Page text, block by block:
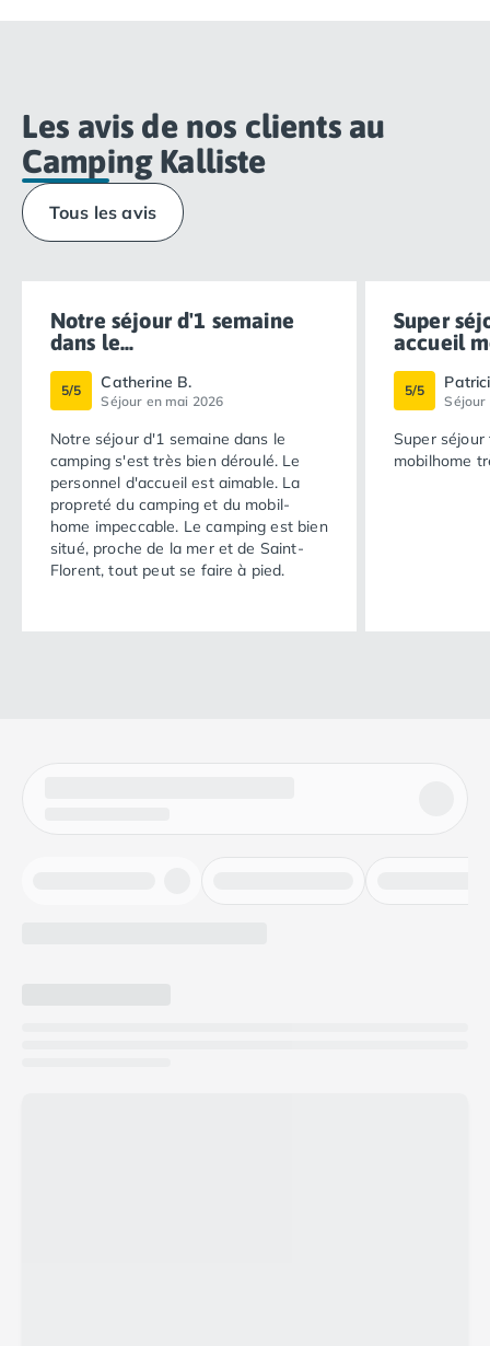
Cette situation géographique reste un atout pratique
Les avis de nos clients au
Camping Kalliste
Tous les avis
Notre séjour d'1 semaine
dans le...
5/5 Catherine B.
Séjour en mai 2026
Notre séjour d'1 semaine dans le
camping s'est très bien déroulé. Le
personnel d'accueil est aimable. La
propreté du camping et du mobil-
home impeccable. Le camping est bien
situé, proche de la mer et de Saint-
Florent, tout peut se faire à pied.
Super
accueil
5/5
Séjour
Super
mobilhome